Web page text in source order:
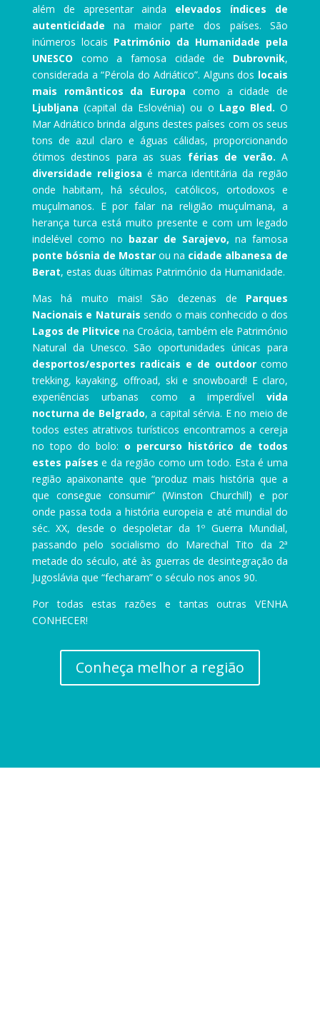
além de apresentar ainda elevados índices de
autenticidade na maior parte dos países. São
inúmeros locais Património da Humanidade pela
UNESCO como a famosa cidade de Dubrovnik,
considerada a “Pérola do Adriático”. Alguns dos locais
mais românticos da Europa como a cidade de
Ljubljana (capital da Eslovénia) ou o Lago Bled.O
Mar Adriático brinda alguns destes países com os seus
tons de azul claro e águas cálidas, proporcionando
ótimos destinos para as suas férias de verão.A
diversidade religiosa é marca identitária da região
onde habitam, há séculos, católicos, ortodoxos e
muçulmanos. E por falar na religião muçulmana, a
herança turca está muito presente e com um legado
indelével como no bazar de Sarajevo,na famosa
ponte bósnia de Mostar ou na cidade albanesa de
Berat, estas duas últimas Património da Humanidade.
Mas há muito mais! São dezenas de Parques
Nacionais e Naturais sendo o mais conhecido o dos
Lagos de Plitvice na Croácia, também ele Património
Natural da Unesco. São oportunidades únicas para
desportos/esportes radicais e de outdoorcomo
trekking, kayaking, offroad, ski e snowboard! E claro,
experiências urbanas como a imperdívelvida
nocturna de Belgrado, a capital sérvia. E no meio de
todos estes atrativos turísticos encontramos a cereja
no topo do bolo: o percurso histórico de todos
estes países e da região como um todo. Esta é uma
região apaixonante que “produz mais história que a
que consegue consumir” (Winston Churchill) e por
onde passa toda a história europeia e até mundial do
séc. XX, desde o despoletar da 1º Guerra Mundial,
passando pelo socialismo do Marechal Tito da 2ª
metade do século, até às guerras de desintegração da
Jugoslávia que “fecharam” o século nos anos 90.
Por todas estas razões e tantas outras VENHA
CONHECER!
Conheça melhor a região